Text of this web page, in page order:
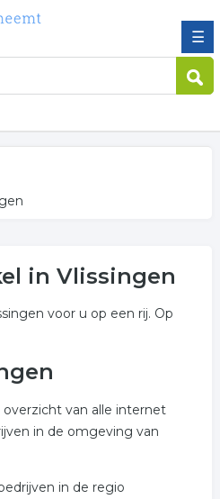
☰
in Vlissingen
voor u op een rij. Op
van alle internet
in de omgeving van
in de regio